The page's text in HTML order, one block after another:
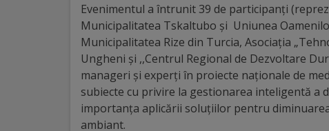
Excelență
Ungheniul
turistic
Evenimentul a întrunit 39 de participanți
Municipalitatea Tskaltubo și Uniunea
Municipalitatea Rize din Turcia, Asociația
Ungheni și ,,Centrul Regional de Dezvoltare
manageri și experți în proiecte naționale de
subiecte cu privire la gestionarea inteligentă a
importanța aplicării soluțiilor pentru
ambiant.